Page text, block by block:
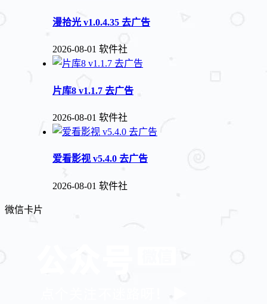
漫拾光 v1.0.4.35 去广告
2026-08-01 软件社
片库8 v1.1.7 去广告
2026-08-01 软件社
爱看影视 v5.4.0 去广告
2026-08-01 软件社
微信卡片